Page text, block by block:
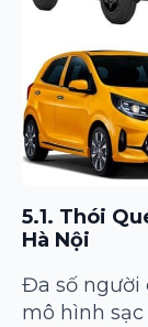
5.1. Thói
Hà Nội
Đa số người
mô hình sạc